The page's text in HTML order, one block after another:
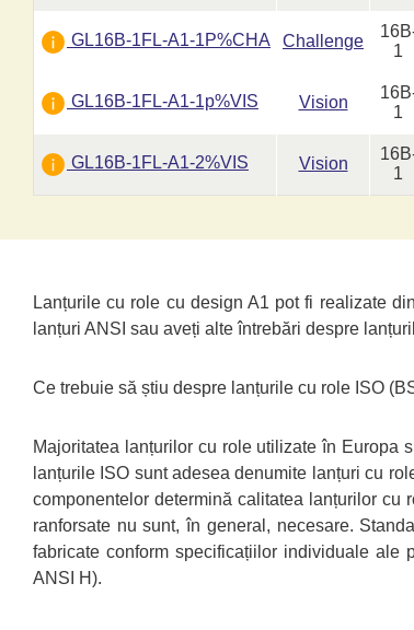
GL16B-1FL-A1-1P%CHA Challenge
1
GL16B-1FL-A1-1p%VIS Vision
1
GL16B-1FL-A1-2%VIS Vision
1
Lanțurile cu role cu design A1 pot fi realizate
lanțuri ANSI sau aveți alte întrebări despre
Ce trebuie să știu despre lanțurile cu role ISO
Majoritatea lanțurilor cu role utilizate în Europa
lanțurile ISO sunt adesea denumite lanțuri cu
componentelor determină calitatea lanțurilor cu
ranforsate nu sunt, în general, necesare.
fabricate conform specificațiilor individuale ale
ANSI H).